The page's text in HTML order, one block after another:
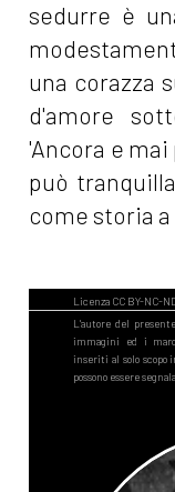
sedurre è
una corazza
d'amore
'Ancora e
può
come storia